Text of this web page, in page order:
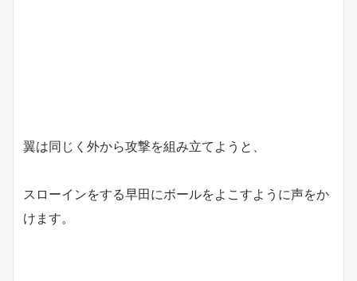
翼は同じく外から攻撃を組み立てようと、
スローインをする早田にボールをよこすように声をか
けます。